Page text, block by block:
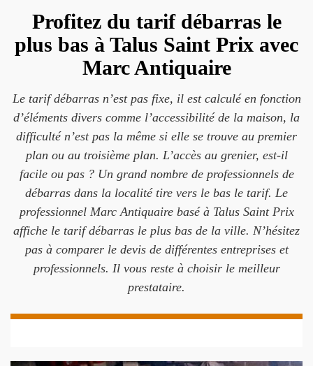
Profitez du tarif débarras le
plus bas à Talus Saint Prix avec
Marc Antiquaire
Le tarif débarras n’est pas fixe, il est calculé en fonction
d’éléments divers comme l’accessibilité de la maison, la
difficulté n’est pas la même si elle se trouve au premier
plan ou au troisième plan. L’accès au grenier, est-il
facile ou pas ? Un grand nombre de professionnels de
débarras dans la localité tire vers le bas le tarif. Le
professionnel Marc Antiquaire basé à Talus Saint Prix
affiche le tarif débarras le plus bas de la ville. N’hésitez
pas à comparer le devis de différentes entreprises et
professionnels. Il vous reste à choisir le meilleur
prestataire.